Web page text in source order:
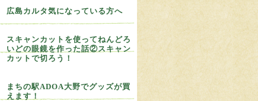
広島カルタ気になっている方へ
スキャンカットを使ってねんどろ
いどの眼鏡を作った話②スキャン
カットで切ろう！
まちの駅ADOA大野でグッズが買
えます！